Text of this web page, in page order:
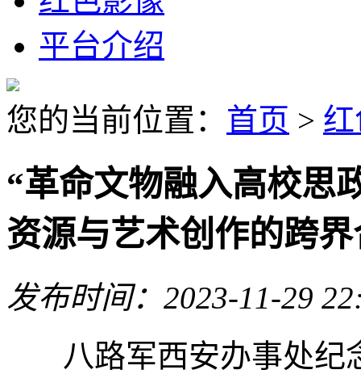
平台介绍
您的当前位置： 首页 >
“革命文物融入高校
资源与艺术创作的跨
发布时间：2023-11-29
八路军西安办事处纪